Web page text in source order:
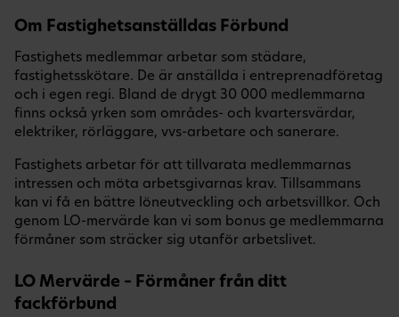
Om Fastighetsanställdas Förbund
Fastighets medlemmar arbetar som städare,
fastighetsskötare. De är anställda i entreprenadföretag
och i egen regi. Bland de drygt 30 000 medlemmarna
finns också yrken som områdes- och kvartersvärdar,
elektriker, rörläggare, vvs-arbetare och sanerare.
Fastighets arbetar för att tillvarata medlemmarnas
intressen och möta arbetsgivarnas krav. Tillsammans
kan vi få en bättre löneutveckling och arbetsvillkor. Och
genom LO-mervärde kan vi som bonus ge medlemmarna
förmåner som sträcker sig utanför arbetslivet.
LO Mervärde – Förmåner från ditt
fackförbund